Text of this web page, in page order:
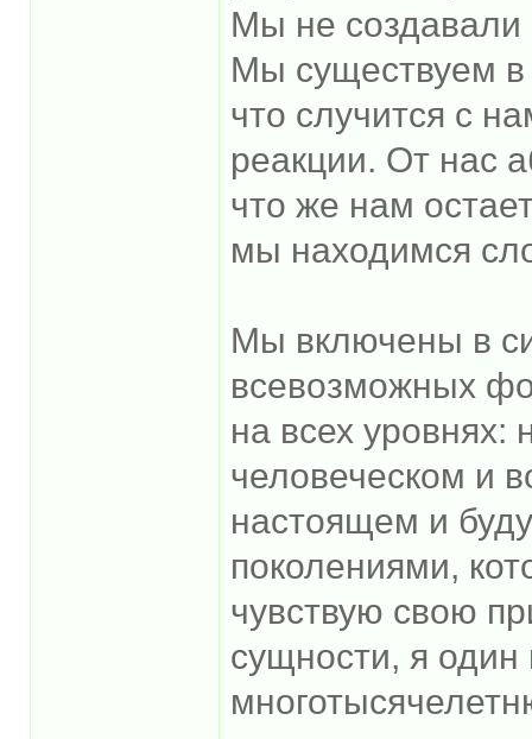
Мы не создавали
Мы существуем в
что случится с
реакции. От нас
что же нам
мы находимся
Мы включены в
всевозможных
на всех
человеческом и
настоящем и
поколениями,
чувствую свою
сущности, я